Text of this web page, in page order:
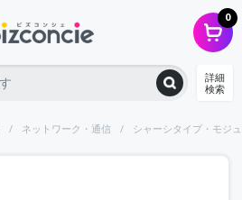
0
詳細
検索
ネットワーク・通信 シャーシタイプ・モジ